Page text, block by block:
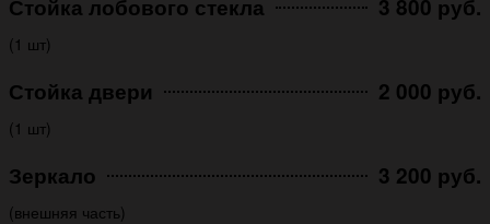
Стойка лобового стекла 3 800 руб.
(1 шт)
Стойка двери 2 000 руб.
(1 шт)
Зеркало 3 200 руб.
(внешняя часть)